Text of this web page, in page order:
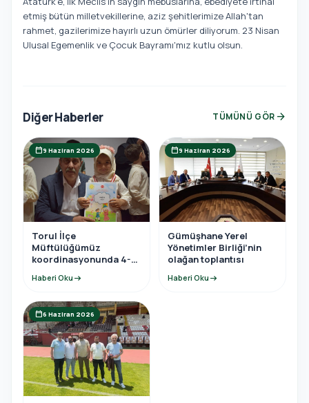
etmiş bütün milletvekillerine, aziz şehitlerimize Allah'tan
rahmet, gazilerimize hayırlı uzun ömürler diliyorum. 23 Nisan
Ulusal Egemenlik ve Çocuk Bayramı'mız kutlu olsun.
Diğer Haberler TÜMÜNÜ GÖR arrow_forward
calendar_today9 Haziran 2026
Torul İlçe
Müftülüğümüz
koordinasyonunda 4-6
sonu programına
Haberi Oku arrow_right_alt
calendar_today9 Haziran 2026
Gümüşhane Yerel
Yönetimler Birliği’nin
olağan toplantısı
Haberi Oku arrow_right_alt
calendar_today6 Haziran 2026